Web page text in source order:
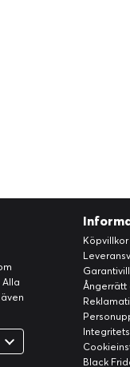
Köpvillkor
Ångerrätt
Black